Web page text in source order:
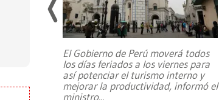
Lula
El Gobierno de Perú moverá todos
los días feriados a los viernes para
así potenciar el turismo interno y
mejorar la productividad, informó el
ministro...